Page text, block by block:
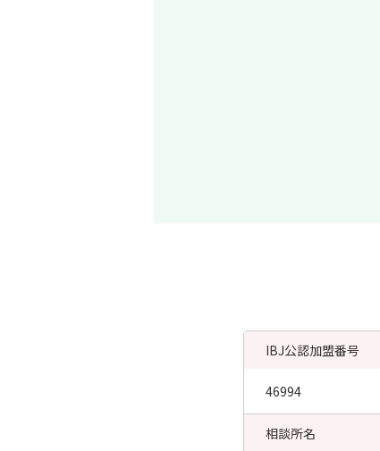
IBJ公認加盟番号
46994
相談所名